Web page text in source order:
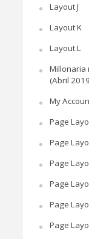
Layout J
Layout K
Layout L
Millonaria
(Abril
My
Page
Page
Page
Page
Page
Page